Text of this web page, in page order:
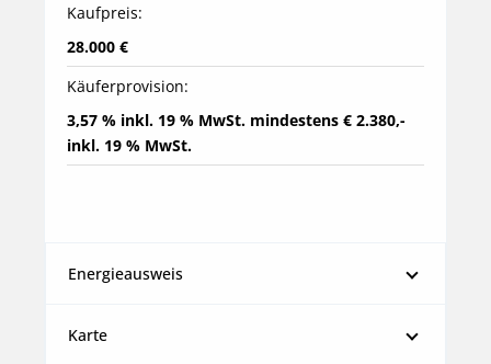
Kaufpreis:
28.000 €
Käuferprovision:
3,57 % inkl. 19 % MwSt. mindestens € 2.380,-
inkl. 19 % MwSt.
Energieausweis
Karte